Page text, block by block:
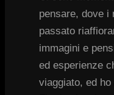
pensare, dove i
passato
immagini e
ed esperienze
viaggiato, ed